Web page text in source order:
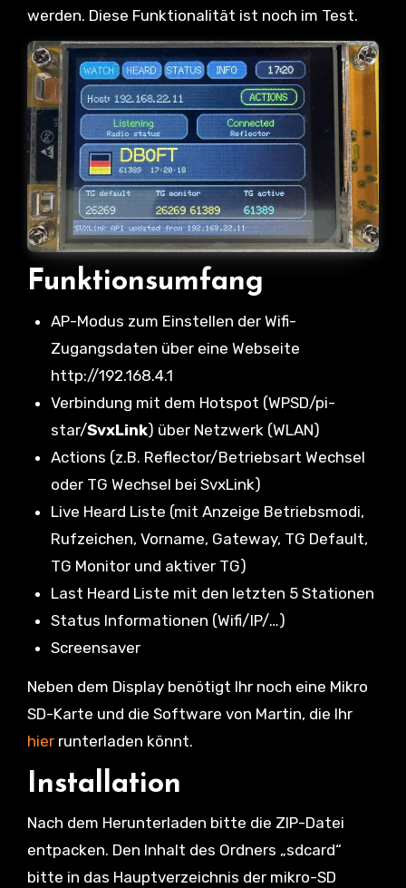
werden. Diese Funktionalität ist noch im Test.
Funktionsumfang
AP-Modus zum Einstellen der Wifi-
Zugangsdaten über eine Webseite
http://192.168.4.1
Verbindung mit dem Hotspot (WPSD/pi-
star/SvxLink) über Netzwerk (WLAN)
Actions (z.B. Reflector/Betriebsart Wechsel
oder TG Wechsel bei SvxLink)
Live Heard Liste (mit Anzeige Betriebsmodi,
Rufzeichen, Vorname, Gateway, TG Default,
TG Monitor und aktiver TG)
Last Heard Liste mit den letzten 5 Stationen
Status Informationen (Wifi/IP/…)
Screensaver
Neben dem Display benötigt Ihr noch eine Mikro
SD-Karte und die Software von Martin, die Ihr
hierrunterladen könnt.
Installation
Nach dem Herunterladen bitte die ZIP-Datei
entpacken. Den Inhalt des Ordners „sdcard“
bitte in das Hauptverzeichnis der mikro-SD